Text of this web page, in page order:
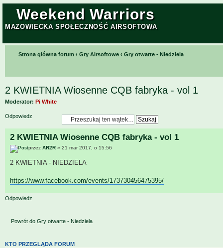
Weekend Warriors
MAZOWIECKA SPOŁECZNOŚĆ AIRSOFTOWA
Strona główna forum ‹ Gry Airsoftowe ‹ Gry otwarte - Niedziela
2 KWIETNIA Wiosenne CQB fabryka - vol 1
Moderator: Pi White
Odpowiedz
2 KWIETNIA Wiosenne CQB fabryka - vol 1
przez AR2R » 21 mar 2017, o 15:56
2 KWIETNIA - NIEDZIELA
https://www.facebook.com/events/173730456475395/
Odpowiedz
Powrót do Gry otwarte - Niedziela
KTO PRZEGLĄDA FORUM